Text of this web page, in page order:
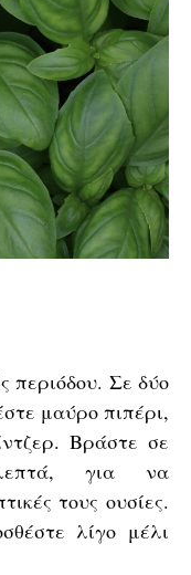
περιόδου. Σε δύο
μαύρο πιπέρι,
Βράστε σε
για να
τους ουσίες.
λίγο μέλι